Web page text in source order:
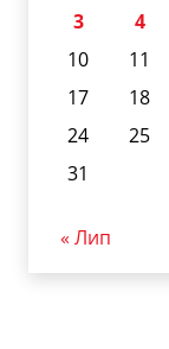
3
4
10
11
17
18
24
25
31
« Лип